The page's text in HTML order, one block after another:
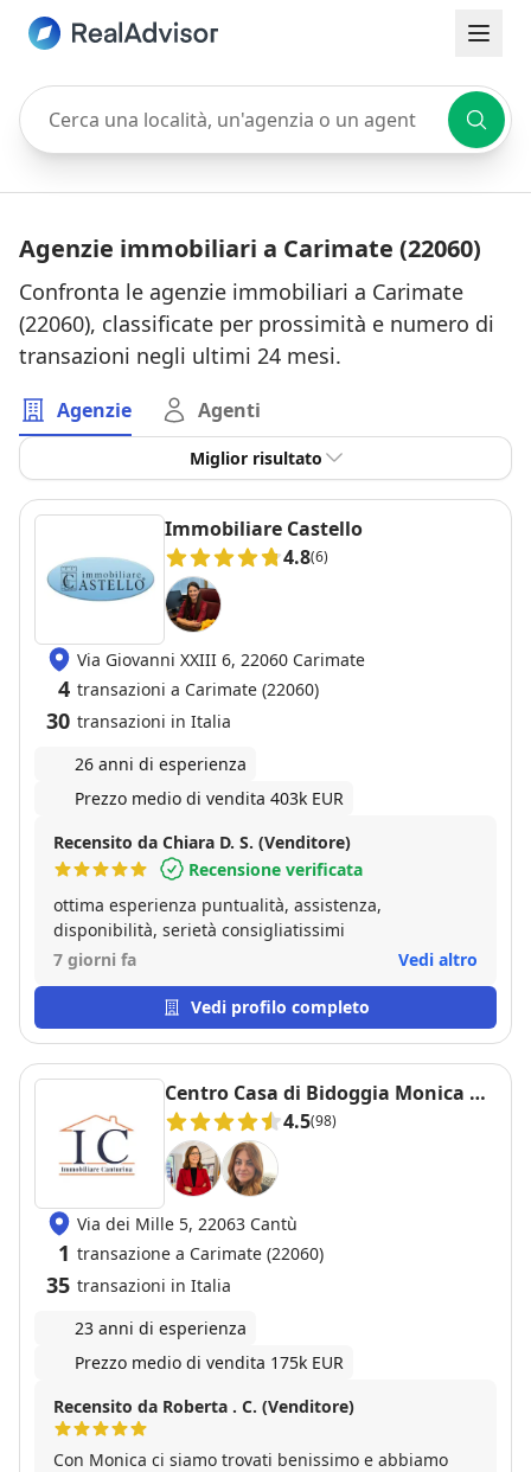
Cerca una località, un'agenzia o un agente
Agenzie immobiliari a Carimate (22060)
Confronta le agenzie immobiliari a Carimate
(22060), classificate per prossimità e numero di
transazioni negli ultimi 24 mesi.
Agenzie Agenti
Miglior risultato
Immobiliare Castello
4.8(6)
Via Giovanni XXIII 6, 22060 Carimate
4 transazioni a Carimate (22060)
30 transazioni in Italia
26 anni di esperienza
Prezzo medio di vendita 403k EUR
Recensito da Chiara D. S. (Venditore)
Recensione verificata
ottima esperienza puntualità, assistenza,
disponibilità, serietà consigliatissimi
7 giorni fa
Vedi altro
Vedi profilo completo
Centro Casa di Bidoggia Monica &
C. sas
4.5(98)
Via dei Mille 5, 22063 Cantù
1 transazione a Carimate (22060)
35 transazioni in Italia
23 anni di esperienza
Prezzo medio di vendita 175k EUR
Recensito da Roberta . C. (Venditore)
Con Monica ci siamo trovati benissimo e abbiamo